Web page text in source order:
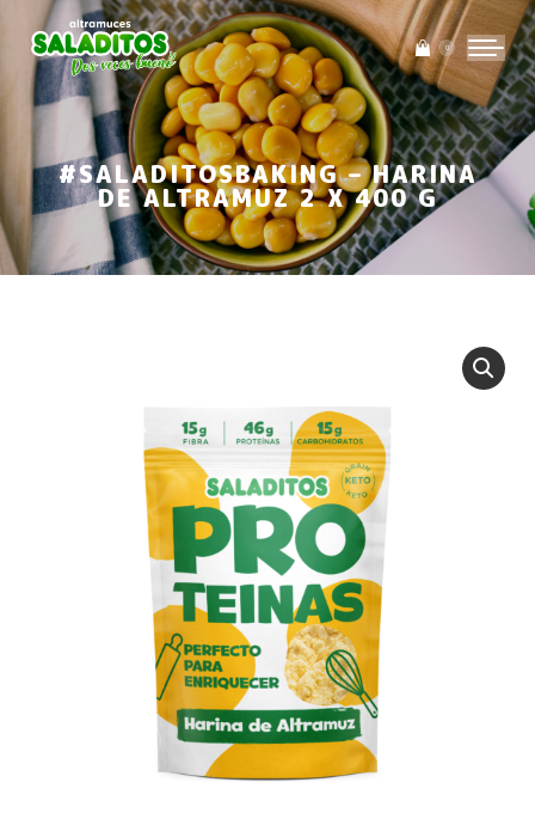
0
#SALADITOSBAKING – HARINA
DE ALTRAMUZ 2 X 400 G
Estás aquí: